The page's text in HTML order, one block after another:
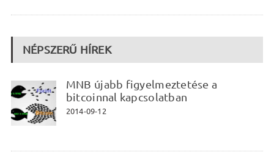
NÉPSZERŰ HÍREK
MNB újabb figyelmeztetése a
bitcoinnal kapcsolatban
2014-09-12